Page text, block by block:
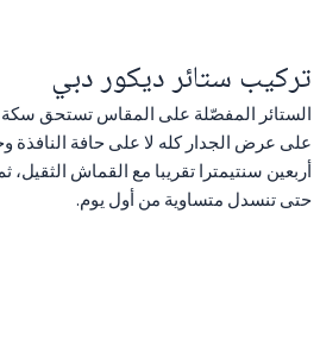
تركيب ستائر ديكور دبي
الستائر المفصّلة على المقاس تستحق سكة
على عرض الجدار كله لا على حافة النافذة
أربعين سنتيمترا تقريبا مع القماش
حتى تنسدل متساوية من أول يوم.